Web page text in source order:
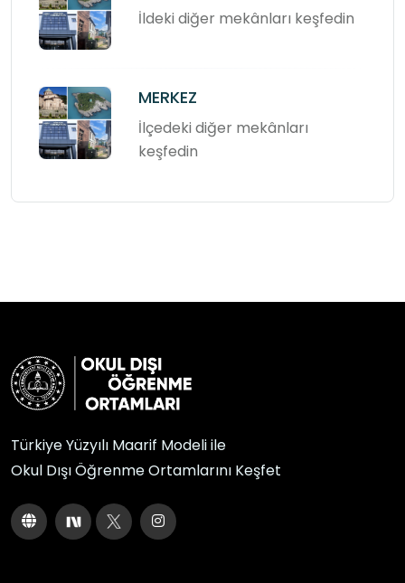
İldeki diğer mekânları keşfedin
MERKEZ
İlçedeki diğer mekânları
keşfedin
Türkiye Yüzyılı Maarif Modeli ile
Okul Dışı Öğrenme Ortamlarını Keşfet